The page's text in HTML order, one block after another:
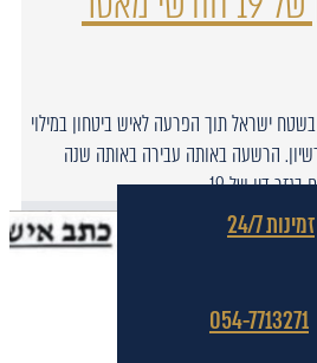
בשטח ישראל תוך הפרעה לאיש ביטחון במילוי
הרשעה באותה עבירה באותה שנה
דין של 19…
זמינות 24/7
054-7713271